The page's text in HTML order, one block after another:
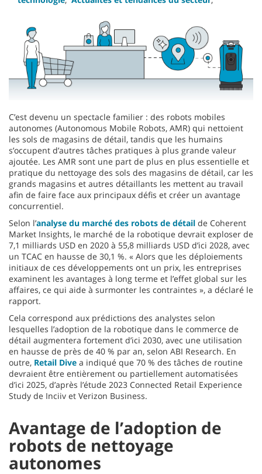
C’est devenu un spectacle familier : des robots mobiles
autonomes (Autonomous Mobile Robots, AMR) qui nettoient
les sols de magasins de détail, tandis que les humains
s’occupent d’autres tâches pratiques à plus grande valeur
ajoutée. Les AMR sont une part de plus en plus essentielle et
pratique du nettoyage des sols des magasins de détail, car les
grands magasins et autres détaillants les mettent au travail
afin de faire face aux principaux défis et créer un avantage
concurrentiel.
Selon l’analyse du marché des robots de détail de Coherent
Market Insights, le marché de la robotique devrait exploser de
7,1 milliards USD en 2020 à 55,8 milliards USD d’ici 2028, avec
un TCAC en hausse de 30,1 %. « Alors que les déploiements
initiaux de ces développements ont un prix, les entreprises
examinent les avantages à long terme et l’effet global sur les
affaires, ce qui aide à surmonter les contraintes », a déclaré le
rapport.
Cela correspond aux prédictions des analystes selon
lesquelles l’adoption de la robotique dans le commerce de
détail augmentera fortement d’ici 2030, avec une utilisation
en hausse de près de 40 % par an, selon ABI Research. En
outre, Retail Dive a indiqué que 70 % des tâches de routine
devraient être entièrement ou partiellement automatisées
d’ici 2025, d’après l’étude 2023 Connected Retail Experience
Study de Inciiv et Verizon Business.
Avantage de l’adoption de
robots de nettoyage
autonomes